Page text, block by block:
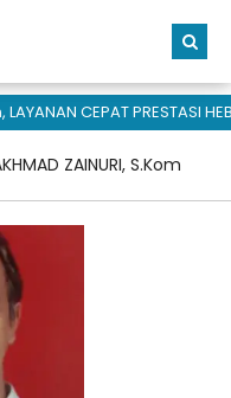
CEPAT PRESTASI
ZAINURI, S.Kom